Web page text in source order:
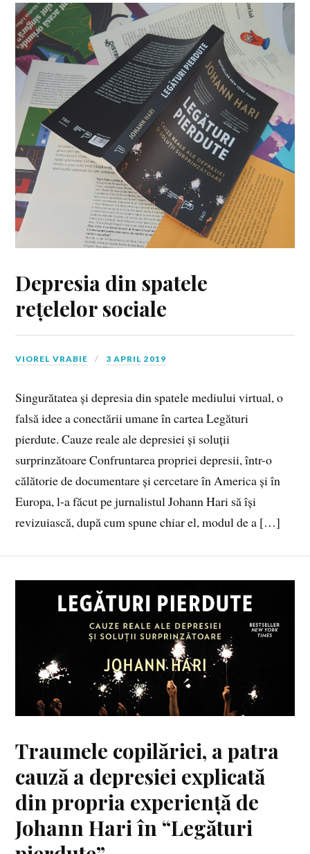
Depresia din spatele
rețelelor sociale
VIOREL VRABIE 3 APRIL 2019
Singurătatea și depresia din spatele mediului virtual, o
falsă idee a conectării umane în cartea Legături
pierdute. Cauze reale ale depresiei și soluții
surprinzătoare Confruntarea propriei depresii, într-o
călătorie de documentare și cercetare în America și în
Europa, l-a făcut pe jurnalistul Johann Hari să își
revizuiască, după cum spune chiar el, modul de a […]
Traumele copilăriei, a patra
cauză a depresiei explicată
din propria experiență de
Johann Hari în “Legături